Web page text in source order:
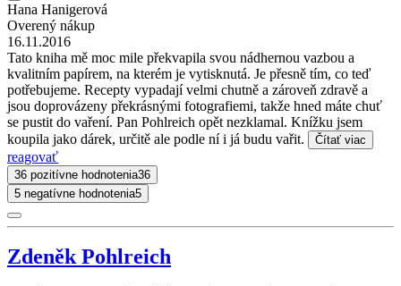
Hana Hanigerová
Overený nákup
16.11.2016
Tato kniha mě moc mile překvapila svou nádhernou vazbou a
kvalitním papírem, na kterém je vytisknutá. Je přesně tím, co teď
potřebujeme. Recepty vypadají velmi chutně a zároveň zdravě a
jsou doprovázeny překrásnými fotografiemi, takže hned máte chuť
se pustit do vaření. Pan Pohlreich opět nezklamal. Knížku jsem
koupila jako dárek, určitě ale podle ní i já budu vařit.
Čítať viac
reagovať
36 pozitívne hodnotenia36
5 negatívne hodnotenia5
Zdeněk Pohlreich